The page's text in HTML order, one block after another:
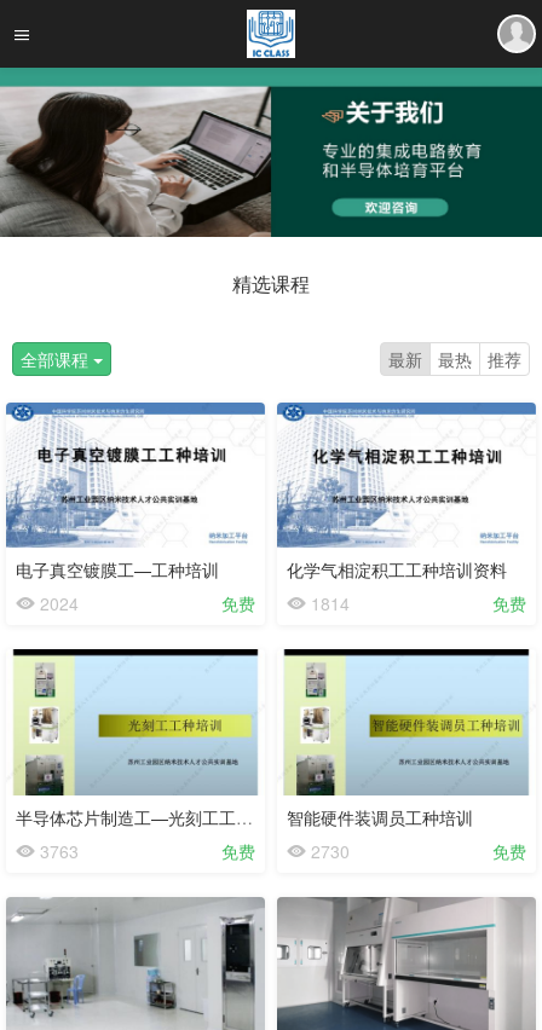
精选课程
全部课程 最新 最热 推荐
电子真空镀膜工—工种培训
2024
免费
化学气相淀积工工种培训资料
1814
免费
半导体芯片制造工—光刻工工种培训
3763
免费
智能硬件装调员工种培训
2730
免费
会
员
免
会
员
免